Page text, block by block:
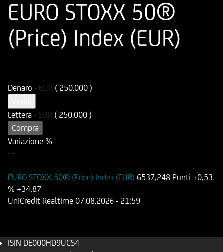
EURO STOXX 50®
(Price) Index (EUR)
Denaro - EUR ( 250.000 )
Lettera - EUR ( 250.000 )
Compra
Variazione %
- -
-
EURO STOXX 50® (Price) Index (EUR) 6537,248 Punti +0,53
% +34,87
UniCredit Realtime 07.08.2026 - 21:59
ISIN DE000HD9UCS4